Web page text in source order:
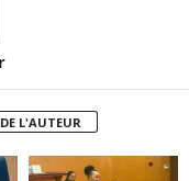
L'AUTEUR